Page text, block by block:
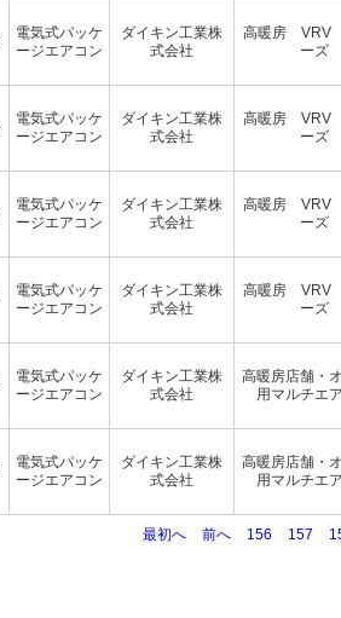
電気式パッケ
ージエアコン
ダイキン工業株
式会社
高暖房 VRV
ーズ
電気式パッケ
ージエアコン
ダイキン工業株
式会社
高暖房 VRV
ーズ
電気式パッケ
ージエアコン
ダイキン工業株
式会社
高暖房 VRV
ーズ
電気式パッケ
ージエアコン
ダイキン工業株
式会社
高暖房 VRV
ーズ
電気式パッケ
ージエアコン
ダイキン工業株
式会社
高暖房店舗・
用マルチエ
電気式パッケ
ージエアコン
ダイキン工業株
式会社
高暖房店舗・
用マルチエ
最初へ 前へ 156 157